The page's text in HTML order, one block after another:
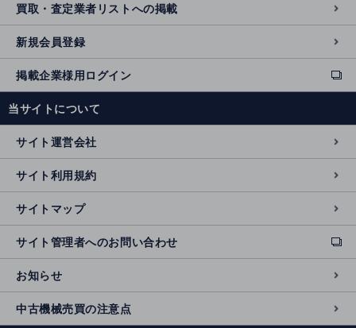
買取・査定業者リストへの掲載
新規会員登録
掲載企業様用ログイン
ext
e
n
al
si
t
e
当サイトについて
サイト運営会社
サイト利用規約
サイトマップ
サイト管理者へのお問い合わせ
ext
e
r
n
al
お知らせ
中古機械売買の注意点